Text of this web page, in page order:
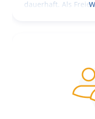
dauerhaft. Als Freie